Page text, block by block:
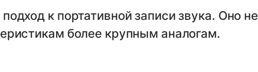
к портативной записи звука. Оно не
более крупным аналогам.